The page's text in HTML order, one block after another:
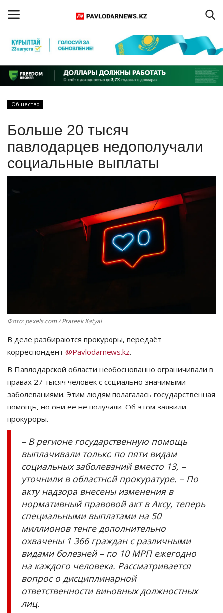
Регистрация
Главная
КАЗАХСТАН
МИР
OFFICIAL
Курултай
Язык
Қазақша Русский
Общество
Больше 20 тысяч
павлодарцев недополучали
социальные выплаты
Фото: pexels.com / Prateek Katyal
В деле разбираются прокуроры, передаёт
корреспондент @Pavlodarnews.kz.
В Павлодарской области необоснованно ограничивали в
правах 27 тысяч человек с социально значимыми
заболеваниями. Этим людям полагалась государственная
помощь, но они её не получали. Об этом заявили
прокуроры.
– В регионе государственную помощь
выплачивали только по пяти видам
социальных заболеваний вместо 13, –
уточнили в областной прокуратуре. – По
акту надзора внесены изменения в
нормативный правовой акт в Аксу, теперь
специальными выплатами на 50
миллионов тенге дополнительно
охвачены 1 366 граждан с различными
видами болезней – по 10 МРП ежегодно
на каждого человека. Рассматривается
вопрос о дисциплинарной
ответственности виновных должностных
лиц.